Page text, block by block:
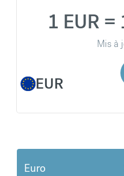
EUR
1 EUR
Mis à
Euro